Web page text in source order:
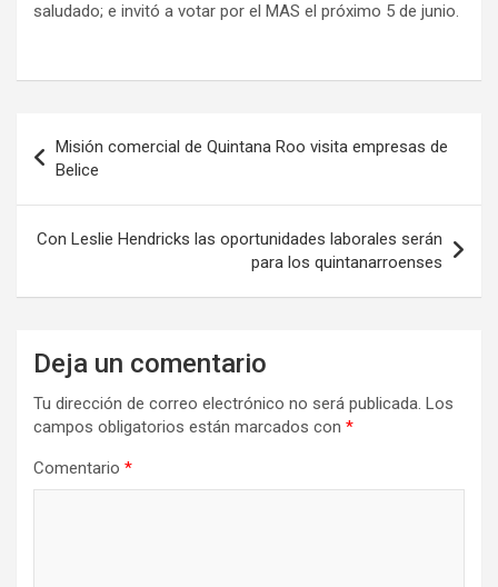
saludado; e invitó a votar por el MAS el próximo 5 de junio.
de
entradas
Misión comercial de Quintana Roo visita empresas de
Belice
Con Leslie Hendricks las oportunidades laborales serán
para los quintanarroenses
Deja un comentario
Tu dirección de correo electrónico no será publicada. Los
campos obligatorios están marcados con *
Comentario *